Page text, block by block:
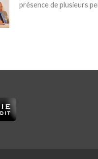
présence de plusieurs